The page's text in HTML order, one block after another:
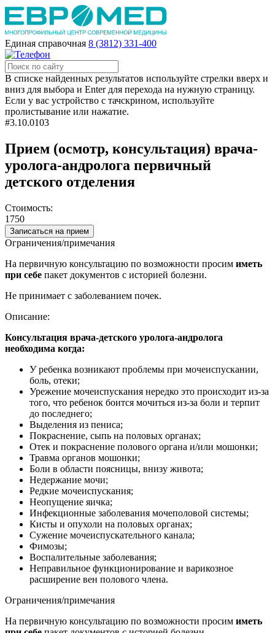
Единая справочная 8 (3812) 331-400
В списке найденных результатов используйте стрелки вверх и
вниз для выбора и Enter для перехода на нужную страницу.
Если у вас устройство с тачскрином, используйте
пролистывание или нажатие.
#3.10.0103
Прием (осмотр, консультация) врача-
уролога-андролога первичный
детского отделения
Стоимость:
1750
Записаться на прием
Ограничения/примечания
На первичную консультацию по возможности просим иметь
при себе пакет документов с историей болезни.
Не принимает с заболеванием почек.
Описание:
Консультация врача-детского уролога-андролога
необходима когда:
У ребенка возникают проблемы при мочеиспускании,
боль, отеки;
Урежение мочеиспускания нередко это происходит из-за
того, что ребенок боится мочиться из-за боли и терпит
до последнего;
Выделения из пениса;
Покраснение, сыпь на половых органах;
Отек и покраснение полового органа и/или мошонки;
Травма органов мошонки;
Боли в области поясницы, внизу живота;
Недержание мочи;
Редкие мочеиспускания;
Неопущение яичка;
Инфекционные заболевания мочеполовой системы;
Кисты и опухоли на половых органах;
Сужение мочеиспускательного канала;
Фимозы;
Воспалительные заболевания;
Неправильное функционирование и варикозное
расширение вен полового члена.
Ограничения/примечания
На первичную консультацию по возможности просим иметь